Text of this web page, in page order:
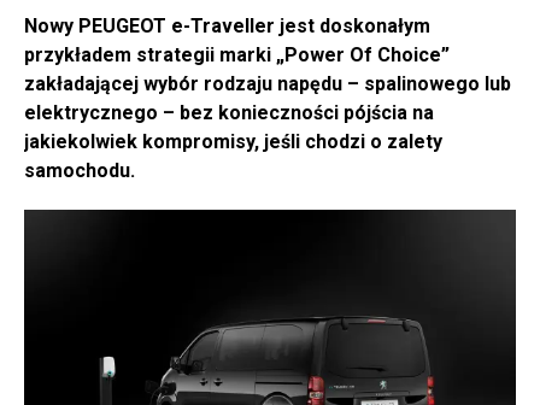
Nowy PEUGEOT e-Traveller jest doskonałym
przykładem strategii marki „Power Of Choice”
zakładającej wybór rodzaju napędu – spalinowego lub
elektrycznego – bez konieczności pójścia na
jakiekolwiek kompromisy, jeśli chodzi o zalety
samochodu.